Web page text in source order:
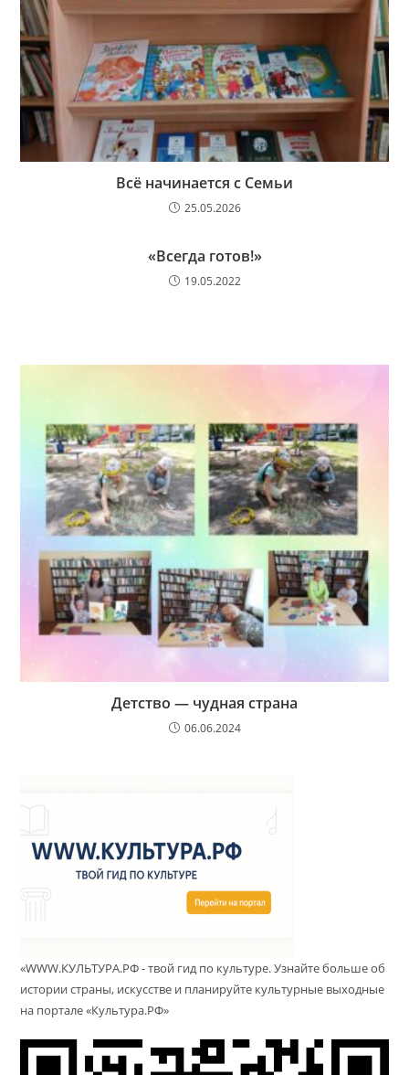
Всё начинается с Семьи
25.05.2026
«Всегда готов!»
19.05.2022
Детство — чудная страна
06.06.2024
«WWW.КУЛЬТУРА.РФ - твой гид по культуре. Узнайте больше об
истории страны, искусстве и планируйте культурные выходные
на портале «Культура.РФ»